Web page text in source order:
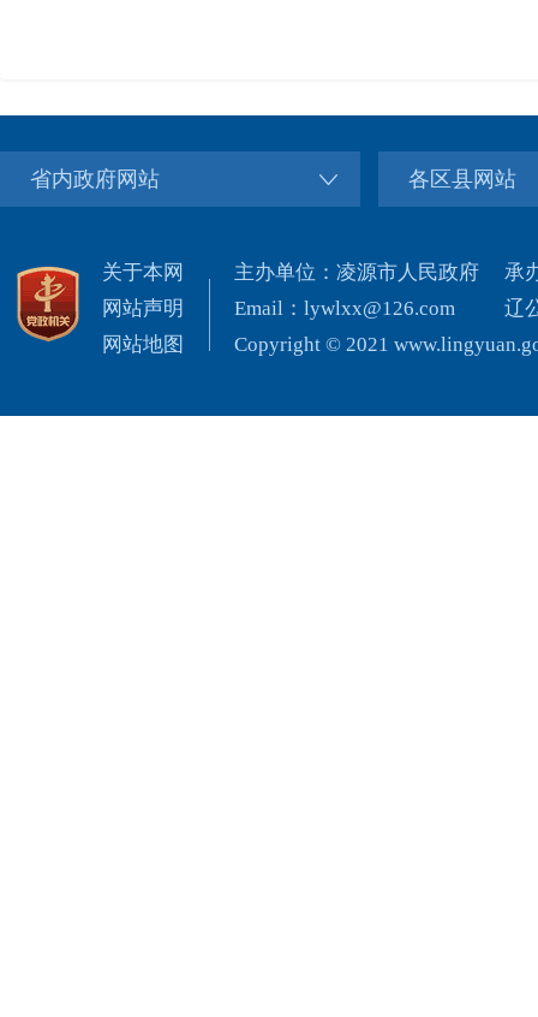
省内政府网站 各区县网站
关于本网
网站声明
网站地图
主办单位：凌源市人民政府
Email：lywlxx@126.com
Copyright © 2021
承
辽